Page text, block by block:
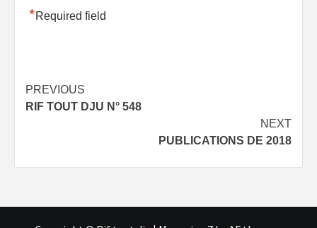
*Required field
Post
navigation
PREVIOUS
RIF TOUT DJU N° 548
NEXT
PUBLICATIONS DE 2018